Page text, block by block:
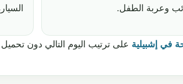
وعربة الطفل.
في إشبيلية على ترتيب اليوم التالي دون